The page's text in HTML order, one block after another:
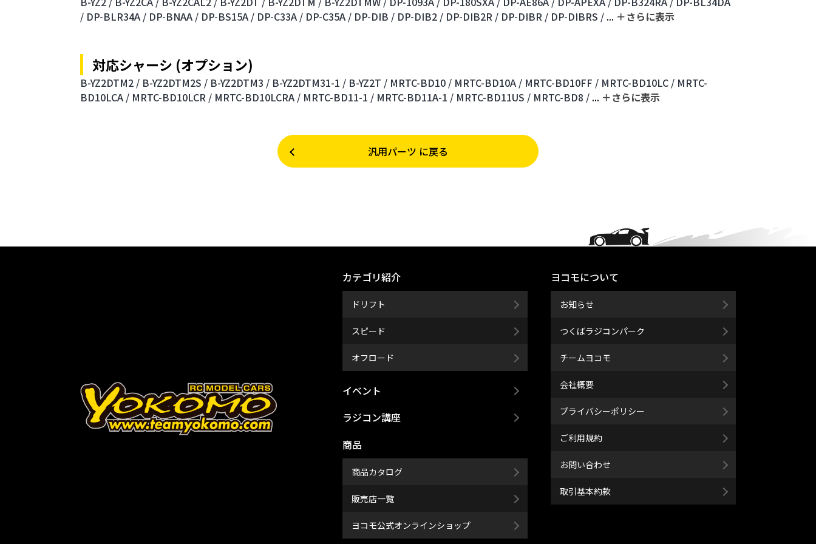
/ DP-BLR34A / DP-BNAA / DP-BS15A / DP-C33A / DP-C35A / DP-DIB / DP-DIB2 / DP-DIB2R / DP-DIBR / DP-DIBRS / ... ＋さらに表⽰
対応シャーシ (オプション)
B-YZ2DTM2 / B-YZ2DTM2S / B-YZ2DTM3 / B-YZ2DTM31-1 / B-YZ2T / MRTC-BD10 / MRTC-BD10A / MRTC-BD10FF / MRTC-BD10LC / MRTC-
BD10LCA / MRTC-BD10LCR / MRTC-BD10LCRA / MRTC-BD11-1 / MRTC-BD11A-1 / MRTC-BD11US / MRTC-BD8 / ... ＋さらに表⽰
汎用パーツ に戻る
カテゴリ紹介
ドリフト
スピード
オフロード
イベント
ラジコン講座
商品
商品カタログ
販売店一覧
ヨコモ公式オンラインショップ
ヨコモについて
お知らせ
つくばラジコンパーク
チームヨコモ
会社概要
プライバシーポリシー
ご利用規約
お問い合わせ
取引基本約款